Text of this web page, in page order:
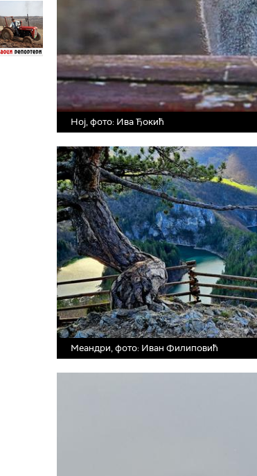
Ној, фото: Ива Ђокић
Меандри, фото: Иван Филиповић